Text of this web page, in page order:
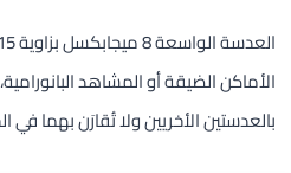
الأماكن الضيقة أو المشاهد
بالعدستين الأخريين ولا تُقارَن بهما في